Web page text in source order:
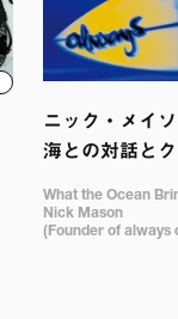
ニック・メイ
海との対話と
What the Ocean
Nick Mason
(Founder of always